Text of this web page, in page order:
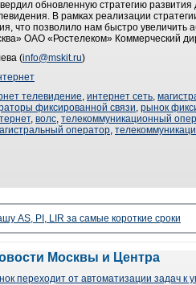
обновленную стратегию
В рамках реализации
что позволило нам быстро увеличить
ОАО «Ростелеком» Коммерческий
(info@mskit.ru)
телевидение, интернет сеть,
фиксированной связи, рынок
, волс, телекоммуникационный
оператор,
AS, PI, LIR за самые короткие сроки
Москвы и Центра
переходит от автоматизации задач к